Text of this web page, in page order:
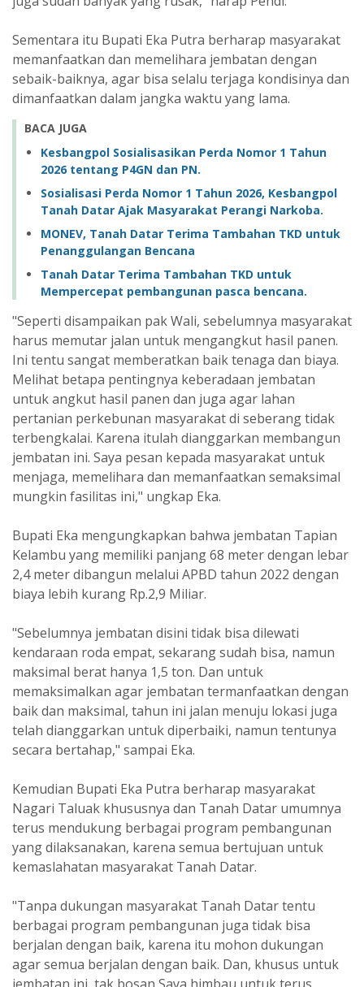
Sementara itu Bupati Eka Putra berharap masyarakat
memanfaatkan dan memelihara jembatan dengan
sebaik-baiknya, agar bisa selalu terjaga kondisinya dan
dimanfaatkan dalam jangka waktu yang lama.
BACA JUGA
Kesbangpol Sosialisasikan Perda Nomor 1 Tahun
2026 tentang P4GN dan PN.
Sosialisasi Perda Nomor 1 Tahun 2026, Kesbangpol
Tanah Datar Ajak Masyarakat Perangi Narkoba.
MONEV, Tanah Datar Terima Tambahan TKD untuk
Penanggulangan Bencana
Tanah Datar Terima Tambahan TKD untuk
Mempercepat pembangunan pasca bencana.
"Seperti disampaikan pak Wali, sebelumnya masyarakat
harus memutar jalan untuk mengangkut hasil panen.
Ini tentu sangat memberatkan baik tenaga dan biaya.
Melihat betapa pentingnya keberadaan jembatan
untuk angkut hasil panen dan juga agar lahan
pertanian perkebunan masyarakat di seberang tidak
terbengkalai. Karena itulah dianggarkan membangun
jembatan ini. Saya pesan kepada masyarakat untuk
menjaga, memelihara dan memanfaatkan semaksimal
mungkin fasilitas ini," ungkap Eka.
Bupati Eka mengungkapkan bahwa jembatan Tapian
Kelambu yang memiliki panjang 68 meter dengan lebar
2,4 meter dibangun melalui APBD tahun 2022 dengan
biaya lebih kurang Rp.2,9 Miliar.
"Sebelumnya jembatan disini tidak bisa dilewati
kendaraan roda empat, sekarang sudah bisa, namun
maksimal berat hanya 1,5 ton. Dan untuk
memaksimalkan agar jembatan termanfaatkan dengan
baik dan maksimal, tahun ini jalan menuju lokasi juga
telah dianggarkan untuk diperbaiki, namun tentunya
secara bertahap," sampai Eka.
Kemudian Bupati Eka Putra berharap masyarakat
Nagari Taluak khususnya dan Tanah Datar umumnya
terus mendukung berbagai program pembangunan
yang dilaksanakan, karena semua bertujuan untuk
kemaslahatan masyarakat Tanah Datar.
"Tanpa dukungan masyarakat Tanah Datar tentu
berbagai program pembangunan juga tidak bisa
berjalan dengan baik, karena itu mohon dukungan
agar semua berjalan dengan baik. Dan, khusus untuk